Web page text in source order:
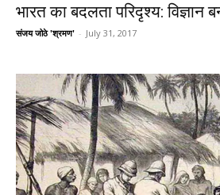
भारत का बदलता परिदृश्य: विज्ञान
संजय जोठे 'श्रमण' - July 31, 2017